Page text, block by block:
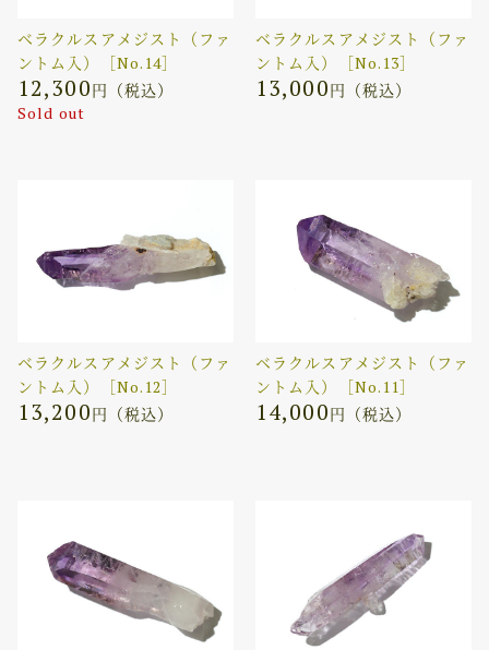
ベラクルスアメジスト（ファ
ントム入）［No.14］
12,300円（税込）
Sold out
ベラクルスアメジスト（ファ
ントム入）［No.13］
13,000円（税込）
ベラクルスアメジスト（ファ
ントム入）［No.12］
13,200円（税込）
ベラクルスアメジスト（ファ
ントム入）［No.11］
14,000円（税込）